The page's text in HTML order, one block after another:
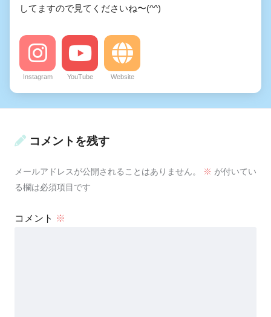
してますので見てくださいね〜(^^)
Instagram YouTube Website
コメントを残す
メールアドレスが公開されることはありません。 ※ が付いてい
る欄は必須項目です
コメント ※